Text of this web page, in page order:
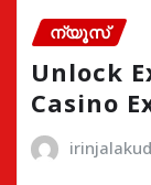
ന്യൂസ്
Unlock
Casino